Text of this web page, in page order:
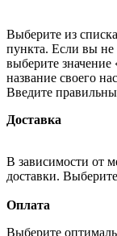
Выберите из
пункта. Если вы
выберите
название своего
Введите
Доставка
В зависимости от
доставки.
Оплата
Выберите